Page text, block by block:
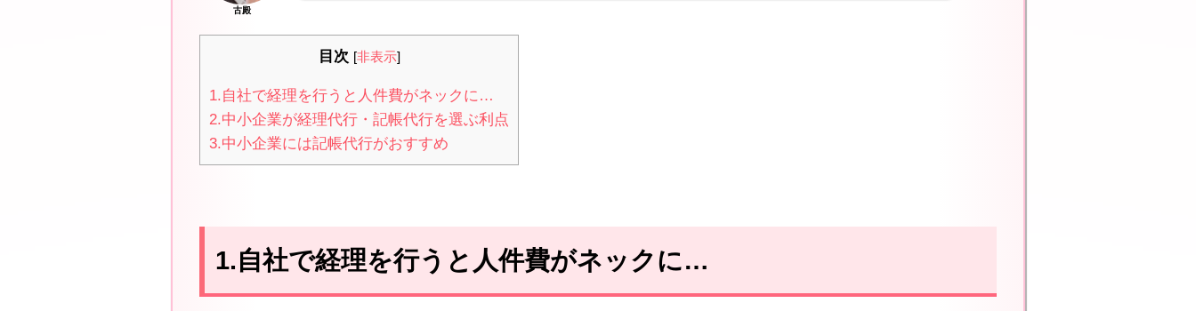
古殿
目次 [非表示]
1.自社で経理を行うと人件費がネックに…
2.中小企業が経理代行・記帳代行を選ぶ利点
3.中小企業には記帳代行がおすすめ
1.自社で経理を行うと人件費がネックに…